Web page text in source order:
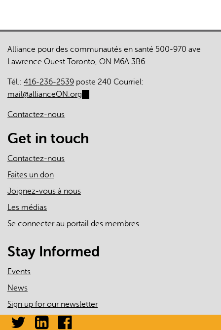
Alliance pour des communautés en santé 500-970 ave
Lawrence Ouest Toronto, ON M6A 3B6
Tél.: 416-236-2539 poste 240 Courriel:
mail@allianceON.org
mail)
Contactez-nous
Get in touch
Contactez-nous
Faites un don
Joignez-vous à nous
Les médias
Se connecter au portail des membres
Stay Informed
Events
News
Sign up for our newsletter